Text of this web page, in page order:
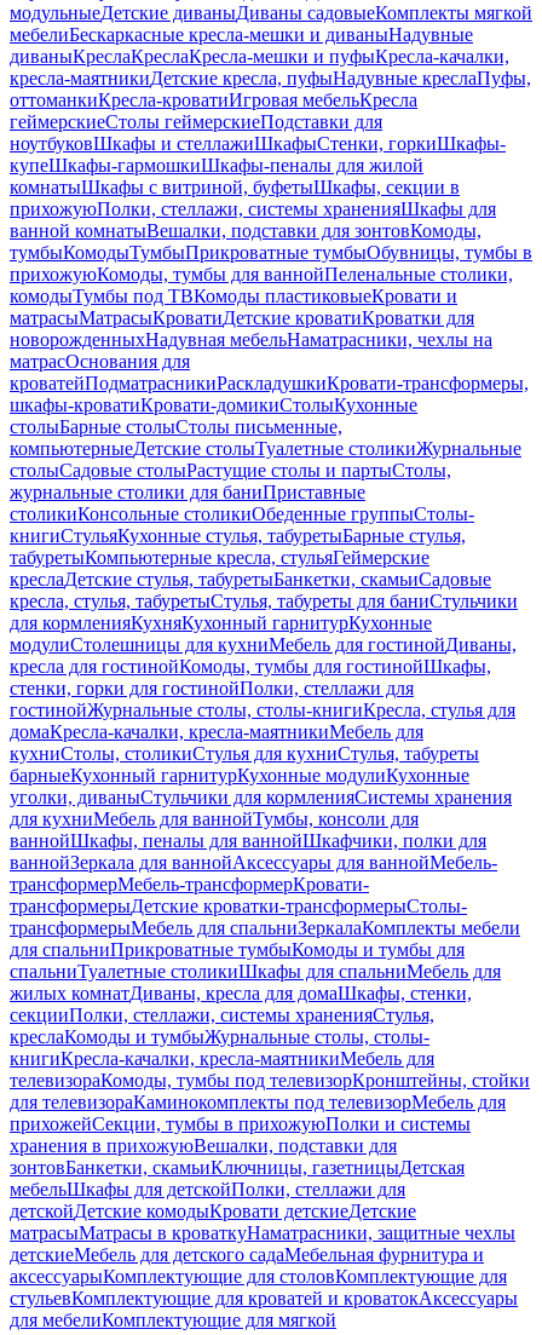
модульныеДетские диваныДиваны садовыеКомплекты мягкой
мебелиБескаркасные кресла-мешки и диваныНадувные
диваныКреслаКреслаКресла-мешки и пуфыКресла-качалки,
кресла-маятникиДетские кресла, пуфыНадувные креслаПуфы,
оттоманкиКресла-кроватиИгровая мебельКресла
геймерскиеСтолы геймерскиеПодставки для
ноутбуковШкафы и стеллажиШкафыСтенки, горкиШкафы-
купеШкафы-гармошкиШкафы-пеналы для жилой
комнатыШкафы с витриной, буфетыШкафы, секции в
прихожуюПолки, стеллажи, системы храненияШкафы для
ванной комнатыВешалки, подставки для зонтовКомоды,
тумбыКомодыТумбыПрикроватные тумбыОбувницы, тумбы в
прихожуюКомоды, тумбы для ваннойПеленальные столики,
комодыТумбы под ТВКомоды пластиковыеКровати и
матрасыМатрасыКроватиДетские кроватиКроватки для
новорожденныхНадувная мебельНаматрасники, чехлы на
матрасОснования для
кроватейПодматрасникиРаскладушкиКровати-трансформеры,
шкафы-кроватиКровати-домикиСтолыКухонные
столыБарные столыСтолы письменные,
компьютерныеДетские столыТуалетные столикиЖурнальные
столыСадовые столыРастущие столы и партыСтолы,
журнальные столики для баниПриставные
столикиКонсольные столикиОбеденные группыСтолы-
книгиСтульяКухонные стулья, табуретыБарные стулья,
табуретыКомпьютерные кресла, стульяГеймерские
креслаДетские стулья, табуретыБанкетки, скамьиСадовые
кресла, стулья, табуретыСтулья, табуреты для баниСтульчики
для кормленияКухняКухонный гарнитурКухонные
модулиСтолешницы для кухниМебель для гостинойДиваны,
кресла для гостинойКомоды, тумбы для гостинойШкафы,
стенки, горки для гостинойПолки, стеллажи для
гостинойЖурнальные столы, столы-книгиКресла, стулья для
домаКресла-качалки, кресла-маятникиМебель для
кухниСтолы, столикиСтулья для кухниСтулья, табуреты
барныеКухонный гарнитурКухонные модулиКухонные
уголки, диваныСтульчики для кормленияСистемы хранения
для кухниМебель для ваннойТумбы, консоли для
ваннойШкафы, пеналы для ваннойШкафчики, полки для
ваннойЗеркала для ваннойАксессуары для ваннойМебель-
трансформерМебель-трансформерКровати-
трансформерыДетские кроватки-трансформерыСтолы-
трансформерыМебель для спальниЗеркалаКомплекты мебели
для спальниПрикроватные тумбыКомоды и тумбы для
спальниТуалетные столикиШкафы для спальниМебель для
жилых комнатДиваны, кресла для домаШкафы, стенки,
секцииПолки, стеллажи, системы храненияСтулья,
креслаКомоды и тумбыЖурнальные столы, столы-
книгиКресла-качалки, кресла-маятникиМебель для
телевизораКомоды, тумбы под телевизорКронштейны, стойки
для телевизораКаминокомплекты под телевизорМебель для
прихожейСекции, тумбы в прихожуюПолки и системы
хранения в прихожуюВешалки, подставки для
зонтовБанкетки, скамьиКлючницы, газетницыДетская
мебельШкафы для детскойПолки, стеллажи для
детскойДетские комодыКровати детскиеДетские
матрасыМатрасы в кроваткуНаматрасники, защитные чехлы
детскиеМебель для детского садаМебельная фурнитура и
аксессуарыКомплектующие для столовКомплектующие для
стульевКомплектующие для кроватей и кроватокАксессуары
для мебелиКомплектующие для мягкой